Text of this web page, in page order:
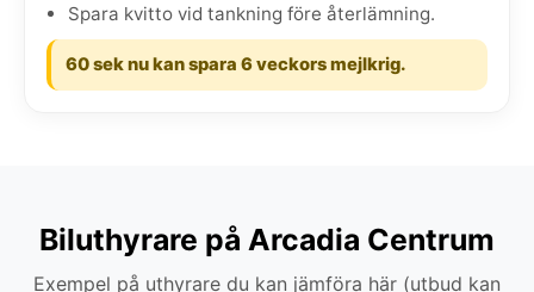
Spara kvitto vid tankning före återlämning.
60 sek nu kan spara 6 veckors mejlkrig.
Biluthyrare på Arcadia Centrum
Exempel på uthyrare du kan jämföra här (utbud kan